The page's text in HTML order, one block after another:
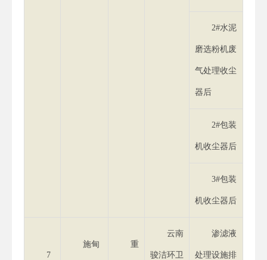
2#水泥
磨选粉机废
气处理收尘
器后
2#包装
机收尘器后
3#包装
机收尘器后
7
施甸 重
云南
骏洁环卫
渗滤液
处理设施排